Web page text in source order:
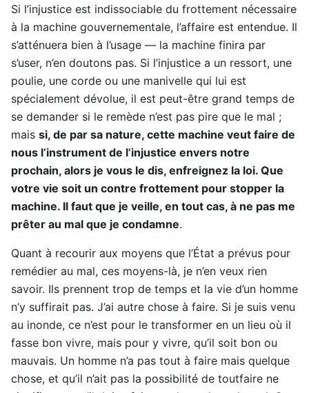
Si l’injustice est indissociable du frottement nécessaire
à la machine gouvernementale, l’affaire est entendue. Il
s’atténuera bien à l’usage — la machine finira par
s’user, n’en doutons pas. Si l’injustice a un ressort, une
poulie, une corde ou une manivelle qui lui est
spécialement dévolue, il est peut-être grand temps de
se demander si le remède n’est pas pire que le mal ;
mais si, de par sa nature, cette machine veut faire de
nous l’instrument de l’injustice envers notre
prochain, alors je vous le dis, enfreignez la loi. Que
votre vie soit un contre frottement pour stopper la
machine. Il faut que je veille, en tout cas, à ne pas me
prêter au mal que je condamne.
Quant à recourir aux moyens que l’État a prévus pour
remédier au mal, ces moyens-là, je n’en veux rien
savoir. Ils prennent trop de temps et la vie d’un homme
n’y suffirait pas. J’ai autre chose à faire. Si je suis venu
au inonde, ce n’est pour le transformer en un lieu où il
fasse bon vivre, mais pour y vivre, qu’il soit bon ou
mauvais. Un homme n’a pas tout à faire mais quelque
chose, et qu’il n’ait pas la possibilité de toutfaire ne